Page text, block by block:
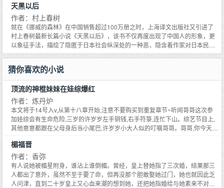
互寻觅对方的故事，并将这个简单故事变成复杂的长篇。我想将这个时代所有
世态立体地写出，成为我独有的综合小说。超越纯文学这一类型，采取多种尝
试。在当今时代的空气中嵌入人类的生命。——村上春树
天黑以后
作者：村上春树
就在《挪威的森林》在中国销售超过100万册之时，上海译文出版社又引进了
村上春树最新长篇小说《天黑以后》，该书不仅再度出现了中国人的形象，更
以象征手法，描绘了隐匿于日本社会纵深处的一种恶，隐含着作家对日本民族
的批判和对于这个民族未来向何处去的担忧。 《天黑以后》仍然采用村上春树
的中国女孩这一情节展开故事。与我们熟悉的村上小说不同，《天黑以后》不
再是创造都市的落寞或奇遇，不再是把玩孤独，取代西方爵士乐和窗外霏霏细
雨的是深夜11时52分开始发生在一座现代化大都市里的恶———因受害一方不
敢报警而可能永远消失在异国夜幕下的恶，掩盖在衣冠楚楚下的普通人的恶。
猜你喜欢的小说
顶流的神棍妹妹在娃综爆红
作者：炼丹炉
本文将于14号入v,从第十八章开始,注意不要购买到重复章节~听闻哥哥这次参
加娃综会有生命危险,三岁的许岁岁左手铜钱,右手符箓,连忙下山。综艺节目上,
其他崽崽都跟在父母身后当小尾巴,许岁岁小大人似的叮嘱哥哥。哥哥,你今天有
养生哦。寻人任务,其他崽崽抓瞎,嘉宾着急。许景：期待这小崽子还不如我自己
上,这局肯定得输。许岁岁安慰哥哥：哥哥别急,我很快就会找到你哒。她掏出铜
币,随手一抛,五分钟就找到哥哥。许景：？？网友：这不科学！古宅频出灵异事
件,嘉宾们吓得瑟瑟发抖,许景嘴硬腿软地挡在妹妹身前。许岁岁安慰哥哥：哥哥
别怕,只是一个厉鬼而已~她符箓一扬,邪灵退去。许景：草,我妹竟是大佬？！网
楣福晋
作者：香弥
有人说她被楣星附身，谁沾上谁倒楣。曾经，皇上替她指了三次婚，结果那三
人都出了意外，虽然不至于要了命，但再没那个胆敢娶她过门，她也就因此乏
人问津，直到二十岁皇上又心血来潮的想到她，还把她指婚给与她素来不对盘